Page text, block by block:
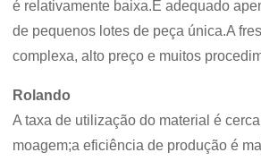
é relativamente baixa.É adequado
de pequenos lotes de peça única.A
complexa, alto preço e muitos
Rolando
A taxa de utilização do material é
moagem;a eficiência de produção é